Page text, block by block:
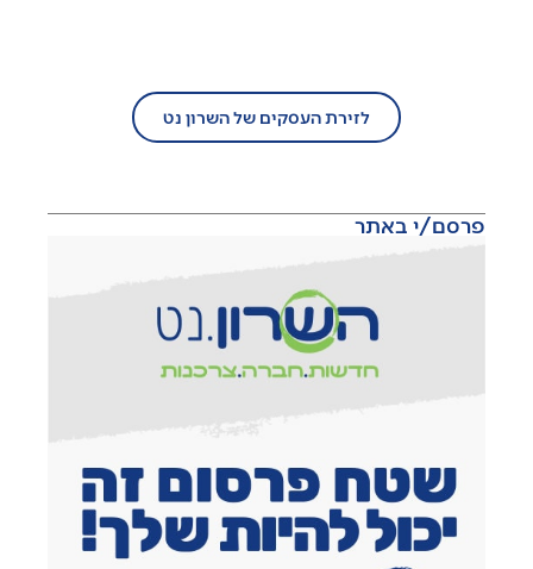
לזירת העסקים של השרון נט
פרסם/י באתר